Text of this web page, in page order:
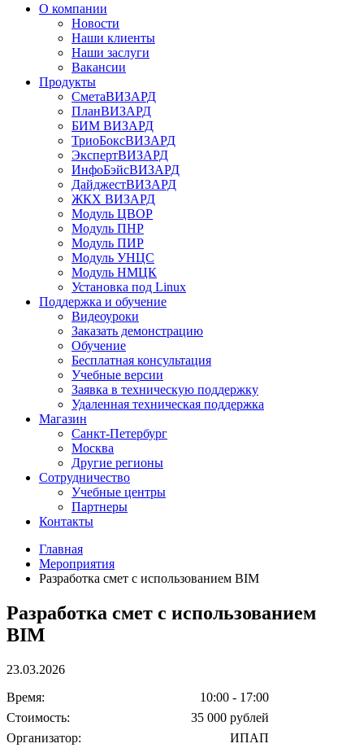
О компании
Новости
Наши клиенты
Наши заслуги
Вакансии
Продукты
СметаВИЗАРД
ПланВИЗАРД
БИМ ВИЗАРД
ТриоБоксВИЗАРД
ЭкспертВИЗАРД
ИнфоБэйсВИЗАРД
ДайджестВИЗАРД
ЖКХ ВИЗАРД
Модуль ЦВОР
Модуль ПНР
Модуль ПИР
Модуль УНЦС
Модуль НМЦК
Установка под Linux
Поддержка и обучение
Видеоуроки
Заказать демонстрацию
Обучение
Бесплатная консультация
Учебные версии
Заявка в техническую поддержку
Удаленная техническая поддержка
Магазин
Санкт-Петербург
Москва
Другие регионы
Сотрудничество
Учебные центры
Партнеры
Контакты
Главная
Мероприятия
Разработка смет с использованием BIM
Разработка смет с использованием
BIM
23.03.2026
Время:
10:00 - 17:00
Стоимость:
35 000 рублей
Организатор:
ИПАП